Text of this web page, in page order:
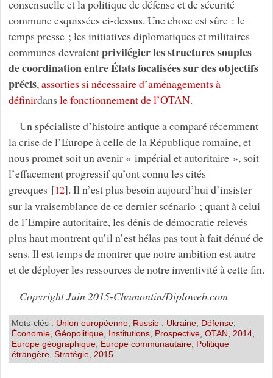
consensuelle et la politique de défense et de sécurité
commune esquissées ci-dessus. Une chose est sûre : le
temps presse ; les initiatives diplomatiques et militaires
communes devraientprivilégier les structures souples
de coordination entre États focalisées sur des objectifs
précis, assorties si nécessaire d’aménagements à
définirdans le fonctionnement de l’OTAN.
Un spécialiste d’histoire antique a comparé récemment
la crise de l’Europe à celle de la République romaine, et
nous promet soit un avenir « impérial et autoritaire », soit
l’effacement progressif qu’ont connu les cités
grecques [12]. Il n’est plus besoin aujourd’hui d’insister
sur la vraisemblance de ce dernier scénario ; quant à celui
de l’Empire autoritaire, les dénis de démocratie relevés
plus haut montrent qu’il n’est hélas pas tout à fait dénué de
sens. Il est temps de montrer que notre ambition est autre
et de déployer les ressources de notre inventivité à cette fin.
Copyright Juin 2015-Chamontin/Diploweb.com
Mots-clés : Union européenne, Russie , Ukraine, Défense,
Économie, Géopolitique, Institutions, Prospective, OTAN, 2014,
Europe géographique, Europe communautaire, Politique
étrangère, Stratégie, 2015